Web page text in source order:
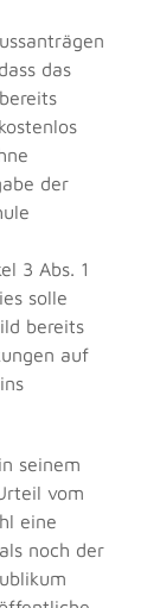
das
der
3 Abs. 1
solle
bereits
auf
seinem
vom
eine
noch der